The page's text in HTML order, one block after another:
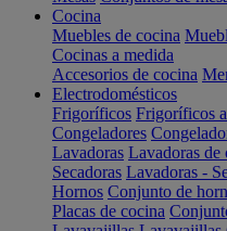
Cocina
Muebles de cocina
Cocinas a medida
Accesorios de cocina
Electrodomésticos
Frigoríficos Frigoríficos
Congeladores
Lavadoras Lavadoras de
Secadoras Lavadoras -
Hornos Conjunto de
Placas de cocina